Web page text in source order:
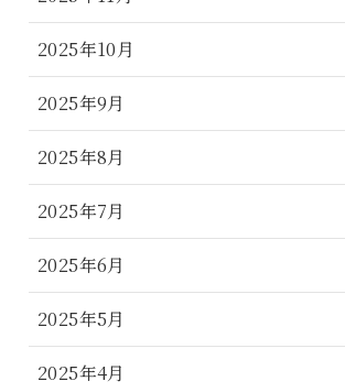
2025年10月
2025年9月
2025年8月
2025年7月
2025年6月
2025年5月
2025年4月